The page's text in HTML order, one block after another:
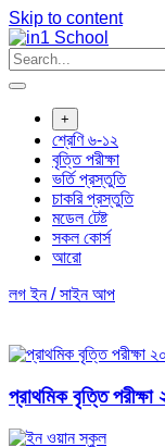
Skip to content
+
শ্রেণি ৬-১২
বৃত্তি পরীক্ষা
ভর্তি প্রস্তুতি
চাকরি প্রস্তুতি
মডেল টেষ্ট
সকল কোর্স
আরো
লগ ইন / সাইন আপ
প্রাথমিক বৃত্তি